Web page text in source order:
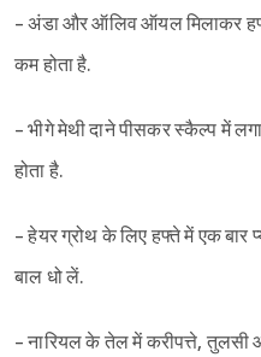
- अंडा और ऑलिव ऑयल मिलाकर
कम होता है.
- भीगे मेथी दाने पीसकर स्कैल्प में
होता है.
- हेयर ग्रोथ के लिए हफ्ते में एक बार
बाल धो लें.
- नारियल के तेल में करीपत्ते,